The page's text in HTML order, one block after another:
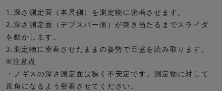
1.深さ測定面（本尺側）を測定物に密着させます。
2.深さ測定面（デプスバー側）が突き当たるまでスライダ
を動かします。
3.測定物に密着させたままの姿勢で目盛を読み取ります。
※注意点
・ノギスの深さ測定面は狭く不安定です。測定物に対して
直角になるよう密着させてください。